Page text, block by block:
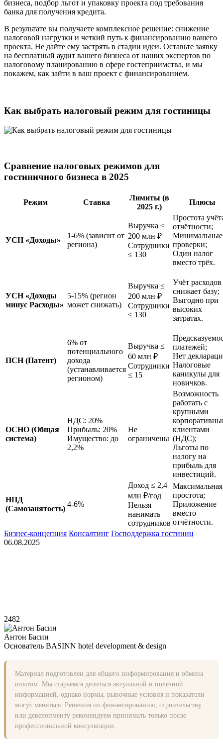
бизнеса, подбор льгот и упаковку проекта под требования
банка для получения кредита.
В результате вы получаете комплексное решение: снижение
налоговой нагрузки и четкий путь к финансированию вашего
проекта. Не дайте ему застрять в стадии идеи. Оставьте заявку
на бесплатный аудит вашего бизнеса от наших экспертов по
налоговому планированию в сфере гостеприимства, и мы
покажем, как зайти в ваш проект с финансированием.
Как выбрать налоговый режим для гостиницы
Сравнение налоговых режимов для
гостиничного бизнеса в 2025
Режим Ставка
Лимиты (в
2025 г.)
Плюсы
УСН «Доходы»
1-6% (зависит от
региона)
Выручка ≤
200 млн ₽
Сотрудники
≤ 130
Простота
отчётности;
Минимальные
проверки;
Один налог
вместо трёх.
УСН «Доходы
минус Расходы»
5-15% (регион
может снижать)
Выручка ≤
200 млн ₽
Сотрудники
≤ 130
Учёт расходов
снижает базу;
Выгодно при
высоких
затратах.
ПСН (Патент)
6% от
потенциального
дохода
(устанавливается
регионом)
Выручка ≤
60 млн ₽
Сотрудники
≤ 15
платежей;
Нет
Налоговые
каникулы для
новичков.
ОСНО (Общая
система)
НДС: 20%
Прибыль: 20%
Имущество: до
2,2%
Не
ограничены
Возможность
работать с
крупными
клиентами
(НДС);
Льготы по
налогу на
прибыль для
инвестиций.
НПД
(Самозанятость)
4-6%
Доход ≤ 2,4
млн ₽/год
Нельзя
нанимать
сотрудников
Максимальная
простота;
Приложение
вместо
отчётности.
Бизнес‑концепция Консалтинг Господдержка гостиниц
06.08.2025
2482
Антон Басин
Основатель BASINN hotel development & design
Материал подготовлен для общего информирования и обмена
опытом. Мы стараемся делиться актуальной и полезной
информацией, однако нормы, рыночные условия и показатели
могут меняться. Решения по финансированию, строительству
или девелопменту рекомендуем принимать только после
профессиональной консультации.